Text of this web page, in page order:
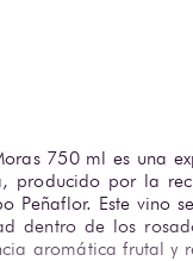
750 ml es una
producido por la
Peñaflor. Este vino
dentro de los
aromática frutal y